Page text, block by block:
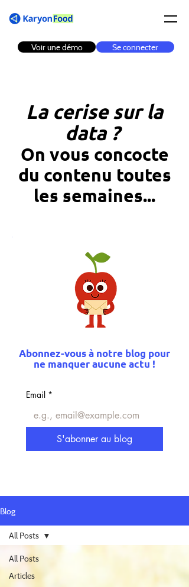
Se connecter
Voir une démo
La cerise sur la
data ?
On vous concocte
du contenu toutes
les semaines...
Abonnez-vous à notre blog pour
ne manquer aucune actu !
Email *
S'abonner au blog
Blog
All Posts
Articles
All Posts